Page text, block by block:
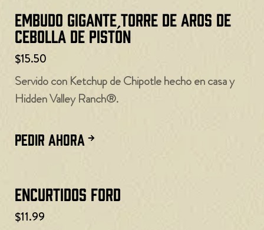
Embudo gigante Torre de aros de
cebolla de pistón
$15.50
Servido con Ketchup de Chipotle hecho en casa y
Hidden Valley Ranch®.
PEDIR AHORA
Encurtidos Ford
$11.99